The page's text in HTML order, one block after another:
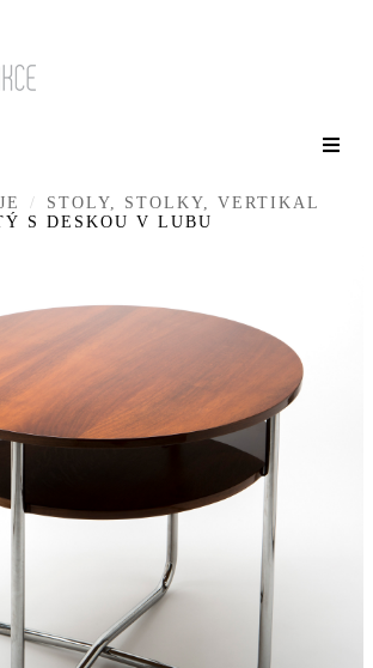
STOLY, STOLKY, VERTIKAL
S DESKOU V LUBU